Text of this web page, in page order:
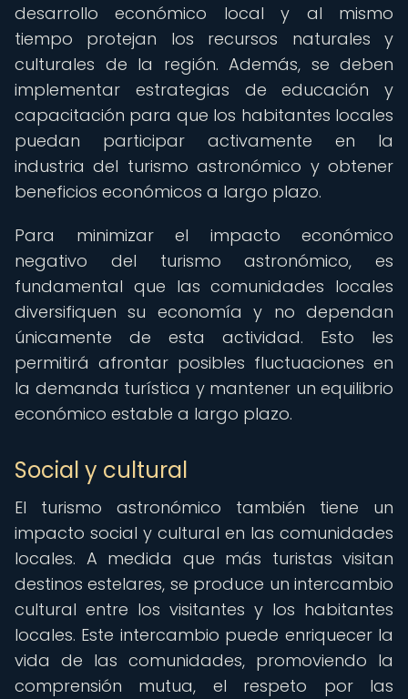
desarrollo económico local y al mismo
tiempo protejan los recursos naturales y
culturales de la región. Además, se deben
implementar estrategias de educación y
capacitación para que los habitantes locales
puedan participar activamente en la
industria del turismo astronómico y obtener
beneficios económicos a largo plazo.
Para minimizar el impacto económico
negativo del turismo astronómico, es
fundamental que las comunidades locales
diversifiquen su economía y no dependan
únicamente de esta actividad. Esto les
permitirá afrontar posibles fluctuaciones en
la demanda turística y mantener un equilibrio
económico estable a largo plazo.
Social y cultural
El turismo astronómico también tiene un
impacto social y cultural en las comunidades
locales. A medida que más turistas visitan
destinos estelares, se produce un intercambio
cultural entre los visitantes y los habitantes
locales. Este intercambio puede enriquecer la
vida de las comunidades, promoviendo la
comprensión mutua, el respeto por las